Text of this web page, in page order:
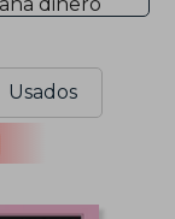
Usados